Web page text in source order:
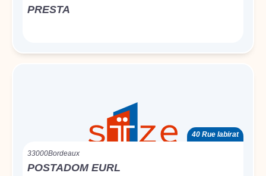
PRESTA
40 Rue labirat
33000Bordeaux
POSTADOM EURL